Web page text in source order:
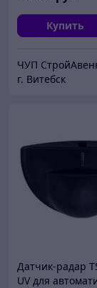
Купить
ЧУП
г. Витебск
Датчик-радар
UV для